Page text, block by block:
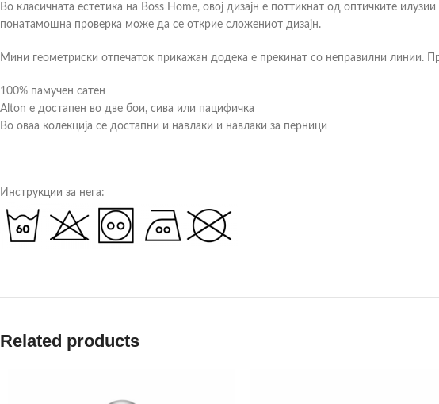
Во класичната естетика на Boss Home, овој дизајн е поттикнат од оптичките
понатамошна проверка може да се открие сложениот дизајн.
Мини геометриски отпечаток прикажан додека е прекинат со неправилни линии.
100% памучен сатен
Alton е достапен во две бои, сива или пацифичка
Во оваа колекција се достапни и навлаки и навлаки за перници
Инструкции за нега:
Related products